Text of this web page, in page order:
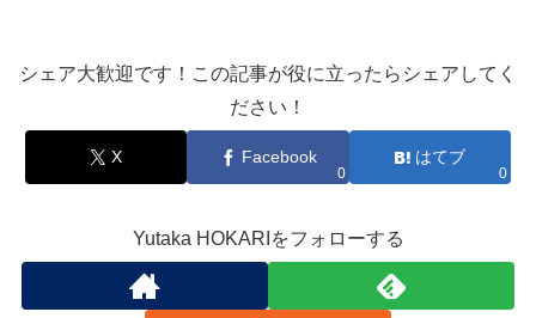
シェア大歓迎です！この記事が役に立ったらシェアしてく
ださい！
X Facebook
0
はてブ
0
Yutaka HOKARIをフォローする